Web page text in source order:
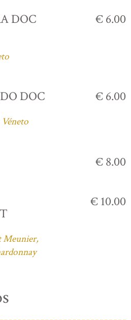
DOC € 6.00
DOC € 6.00
€ 8.00
Meunier,
€ 10.00